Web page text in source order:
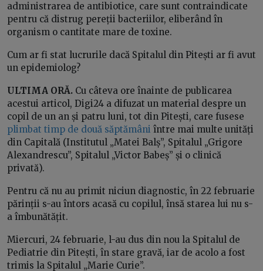
administrarea de antibiotice, care sunt contraindicate
pentru că distrug pereții bacteriilor, eliberând în
organism o cantitate mare de toxine.
Cum ar fi stat lucrurile dacă Spitalul din Pitești ar fi avut
un epidemiolog?
ULTIMA ORĂ. Cu câteva ore înainte de publicarea
acestui articol, Digi24 a difuzat un material despre un
copil de un an și patru luni, tot din Pitești, care fusese
plimbat timp de două săptămâni între mai multe unități
din Capitală (Institutul „Matei Balș”, Spitalul „Grigore
Alexandrescu”, Spitalul „Victor Babeș” și o clinică
privată).
Pentru că nu au primit niciun diagnostic, în 22 februarie
părinții s-au întors acasă cu copilul, însă starea lui nu s-
a îmbunătățit.
Miercuri, 24 februarie, l-au dus din nou la Spitalul de
Pediatrie din Pitești, în stare gravă, iar de acolo a fost
trimis la Spitalul „Marie Curie”.